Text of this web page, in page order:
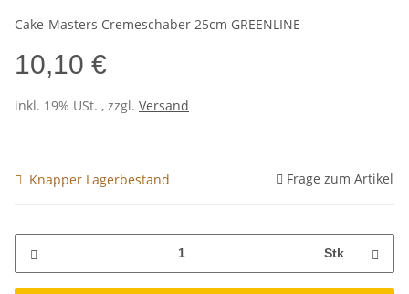
Cake-Masters Cremeschaber 25cm GREENLINE
10,10 €
inkl. 19% USt. , zzgl. Versand
Knapper Lagerbestand Frage zum Artikel
Stk